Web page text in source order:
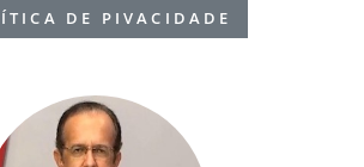
DE PIVACIDADE